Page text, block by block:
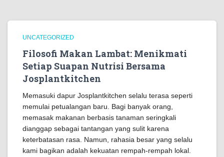
UNCATEGORIZED
Filosofi Makan Lambat: Menikmati
Setiap Suapan Nutrisi Bersama
Josplantkitchen
Memasuki dapur Josplantkitchen selalu terasa seperti
memulai petualangan baru. Bagi banyak orang,
memasak makanan berbasis tanaman seringkali
dianggap sebagai tantangan yang sulit karena
keterbatasan rasa. Namun, rahasia besar yang selalu
kami bagikan adalah kekuatan rempah-rempah lokal.